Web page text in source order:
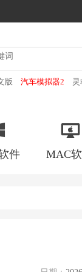
版 汽车模拟器2
件 MAC